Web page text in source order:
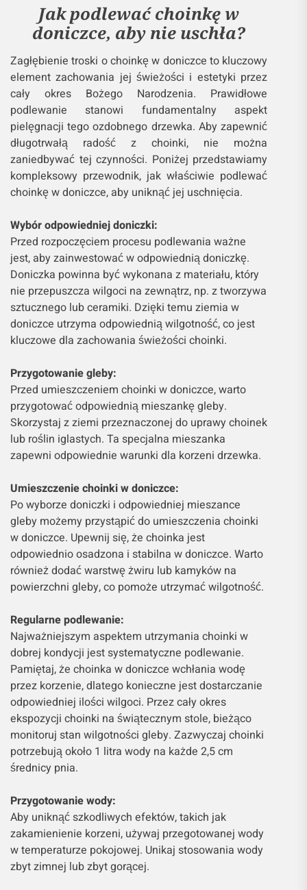
Jak podlewać choinkę w
doniczce, aby nie uschła?
Zagłębienie troski o choinkę w doniczce to kluczowy
element zachowania jej świeżości i estetyki przez
cały okres Bożego Narodzenia. Prawidłowe
podlewanie stanowi fundamentalny aspekt
pielęgnacji tego ozdobnego drzewka. Aby zapewnić
długotrwałą radość z choinki, nie można
zaniedbywać tej czynności. Poniżej przedstawiamy
kompleksowy przewodnik, jak właściwie podlewać
choinkę w doniczce, aby uniknąć jej uschnięcia.
Wybór odpowiedniej doniczki:
Przed rozpoczęciem procesu podlewania ważne
jest, aby zainwestować w odpowiednią doniczkę.
Doniczka powinna być wykonana z materiału, który
nie przepuszcza wilgoci na zewnątrz, np. z tworzywa
sztucznego lub ceramiki. Dzięki temu ziemia w
doniczce utrzyma odpowiednią wilgotność, co jest
kluczowe dla zachowania świeżości choinki.
Przygotowanie gleby:
Przed umieszczeniem choinki w doniczce, warto
przygotować odpowiednią mieszankę gleby.
Skorzystaj z ziemi przeznaczonej do uprawy choinek
lub roślin iglastych. Ta specjalna mieszanka
zapewni odpowiednie warunki dla korzeni drzewka.
Umieszczenie choinki w doniczce:
Po wyborze doniczki i odpowiedniej mieszance
gleby możemy przystąpić do umieszczenia choinki
w doniczce. Upewnij się, że choinka jest
odpowiednio osadzona i stabilna w doniczce. Warto
również dodać warstwę żwiru lub kamyków na
powierzchni gleby, co pomoże utrzymać wilgotność.
Regularne podlewanie:
Najważniejszym aspektem utrzymania choinki w
dobrej kondycji jest systematyczne podlewanie.
Pamiętaj, że choinka w doniczce wchłania wodę
przez korzenie, dlatego konieczne jest dostarczanie
odpowiedniej ilości wilgoci. Przez cały okres
ekspozycji choinki na świątecznym stole, bieżąco
monitoruj stan wilgotności gleby. Zazwyczaj choinki
potrzebują około 1 litra wody na każde 2,5 cm
średnicy pnia.
Przygotowanie wody:
Aby uniknąć szkodliwych efektów, takich jak
zakamienienie korzeni, używaj przegotowanej wody
w temperaturze pokojowej. Unikaj stosowania wody
zbyt zimnej lub zbyt gorącej.